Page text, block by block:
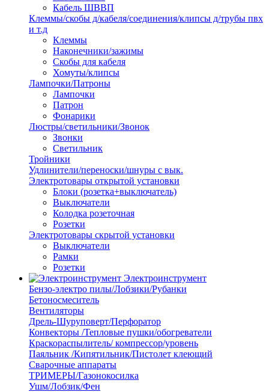
Кабель ШВВП
Клеммы/скобы д/кабеля/соединения/клипсы д/трубы пвх
и т.д
Клеммы
Наконечники/зажимы
Скобы для кабеля
Хомуты/клипсы
Лампочки/Патроны
Лампочки
Патрон
Фонарики
Люстры/светильники/Звонок
Звонки
Светильник
Тройники
Удлинители/переноски/шнуры с вык.
Электротовары открытой установки
Блоки (розетка+выключатель)
Выключатели
Колодка розеточная
Розетки
Электротовары скрытой установки
Выключатели
Рамки
Розетки
Электроинструмент
Бензо-электро пилы/Лобзики/Рубанки
Бетоносмеситель
Вентиляторы
Дрель-Шуруповерт/Перфоратор
Конвекторы /Тепловые пушки/обогреватели
Краскораспылитель/ компрессор/уровень
Паяльник /Кипятильник/Пистолет клеющий
Сварочные аппараты
ТРИМЕРЫ/Газонокосилка
Ушм/Лобзик/Фен